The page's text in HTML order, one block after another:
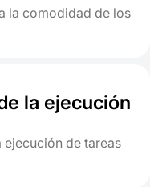
la comodidad de los
la ejecución
de tareas